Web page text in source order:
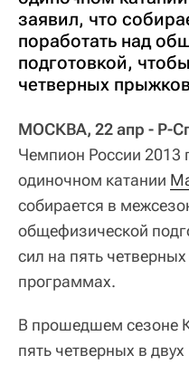
заявил, что
поработать над
подготовкой,
четверных
МОСКВА, 22 апр - Р-
Чемпион России 2013
одиночном катании
собирается в
общефизической
сил на пять
программах.
В прошедшем сезоне
пять четверных в